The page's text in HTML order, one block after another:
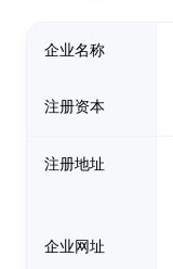
企业名称
注册资本
注册地址
企业网址